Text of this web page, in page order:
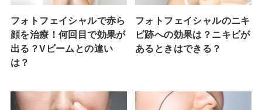
フォトフェイシャルで赤ら
顔を治療！何回目で効果が
出る？Vビームとの違い
は？
フォトフェイシャルのニキ
ビ跡への効果は？ニキビが
あるときはできる？